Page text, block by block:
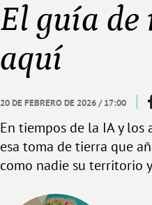
El guía de
aquí
20 DE FEBRERO DE 2026 / 17:00 |
En tiempos de la IA y
esa toma de tierra que
como nadie su territorio